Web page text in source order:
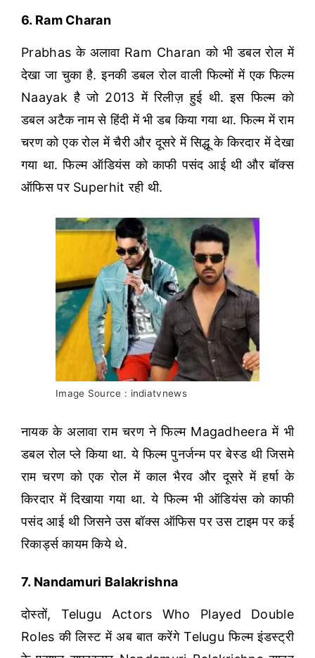
6. Ram Charan
Prabhas के अलावा Ram Charan को भी डबल रोल में
देखा जा चुका है. इनकी डबल रोल वाली फिल्मों में एक फिल्म
Naayak है जो 2013 में रिलीज़ हुई थी. इस फिल्म को
डबल अटैक नाम से हिंदी में भी डब किया गया था. फिल्म में राम
चरण को एक रोल में चैरी और दूसरे में सिद्धू के किरदार में देखा
गया था. फिल्म ऑडियंस को काफी पसंद आई थी और बॉक्स
ऑफिस पर Superhit रही थी.
Image Source : indiatvnews
नायक के अलावा राम चरण ने फिल्म Magadheera में भी
डबल रोल प्ले किया था. ये फिल्म पुनर्जन्म पर बेस्ड थी जिसमे
राम चरण को एक रोल में काल भैरव और दूसरे में हर्षा के
किरदार में दिखाया गया था. ये फिल्म भी ऑडियंस को काफी
पसंद आई थी जिसने उस बॉक्स ऑफिस पर उस टाइम पर कई
रिकार्ड्स कायम किये थे.
7. Nandamuri Balakrishna
दोस्तों, Telugu Actors Who Played Double
Roles की लिस्ट में अब बात करेंगे Telugu फिल्म इंडस्ट्री